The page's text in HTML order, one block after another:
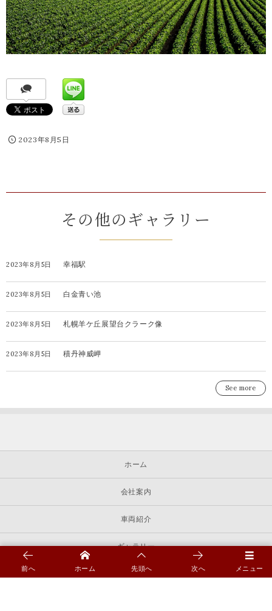
2023年8月5日
その他のギャラリー
2023年8月5日 幸福駅
2023年8月5日 白金青い池
2023年8月5日 札幌羊ケ丘展望台クラーク像
2023年8月5日 積丹神威岬
See more
ホーム
会社案内
車両紹介
ギャラリー
お知らせ
メニュー
前へ ホーム 先頭へ 次へ